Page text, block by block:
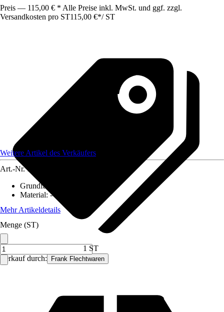
Preis — 115,00 € * Alle Preise inkl. MwSt. und ggf. zzgl.
Versandkosten pro ST115,00 €*/ ST
Verkauf durch: Frank Flechtwaren
Weitere Artikel des Verkäufers
Art.-Nr. 12341985
Grundfarbe
Material:-
Mehr Artikeldetails
Menge (ST)
1 ST